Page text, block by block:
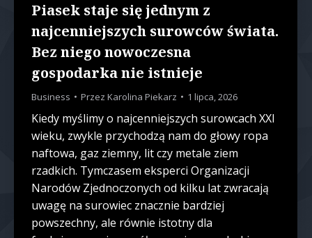
Piasek staje się jednym z
najcenniejszych surowców świata.
Bez niego nowoczesna
gospodarka nie istnieje
Business Przez Karolina Piekarz 1 lipca, 2026
Kiedy myślimy o najcenniejszych surowcach XXI
wieku, zwykle przychodzą nam do głowy ropa
naftowa, gaz ziemny, lit czy metale ziem
rzadkich. Tymczasem eksperci Organizacji
Narodów Zjednoczonych od kilku lat zwracają
uwagę na surowiec znacznie bardziej
powszechny, ale równie istotny dla